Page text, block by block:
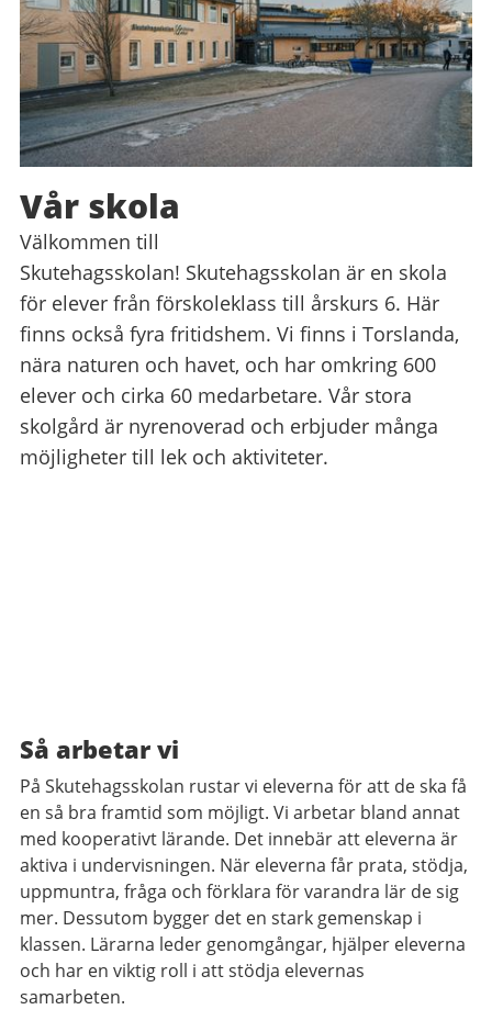
Vår skola
Välkommen till
Skutehagsskolan! Skutehagsskolan är en skola
för elever från förskoleklass till årskurs 6. Här
finns också fyra fritidshem. Vi finns i Torslanda,
nära naturen och havet, och har omkring 600
elever och cirka 60 medarbetare. Vår stora
skolgård är nyrenoverad och erbjuder många
möjligheter till lek och aktiviteter.
Så arbetar vi
På Skutehagsskolan rustar vi eleverna för att de ska få
en så bra framtid som möjligt. Vi arbetar bland annat
med kooperativt lärande. Det innebär att eleverna är
aktiva i undervisningen. När eleverna får prata, stödja,
uppmuntra, fråga och förklara för varandra lär de sig
mer. Dessutom bygger det en stark gemenskap i
klassen. Lärarna leder genomgångar, hjälper eleverna
och har en viktig roll i att stödja elevernas
samarbeten.